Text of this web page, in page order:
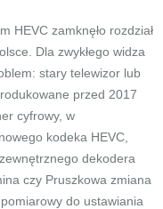
HEVC zamknęło rozdział
Dla zwykłego widza
stary telewizor lub
przed 2017
cyfrowy, w
kodeka HEVC,
dekodera
czy Pruszkowa zmiana
do ustawiania